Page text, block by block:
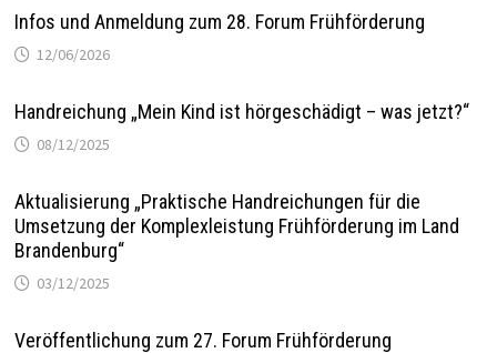
Infos und Anmeldung zum 28. Forum Frühförderung
12/06/2026
Handreichung „Mein Kind ist hörgeschädigt – was jetzt?“
08/12/2025
Aktualisierung „Praktische Handreichungen für die
Umsetzung der Komplexleistung Frühförderung im Land
Brandenburg“
03/12/2025
Veröffentlichung zum 27. Forum Frühförderung